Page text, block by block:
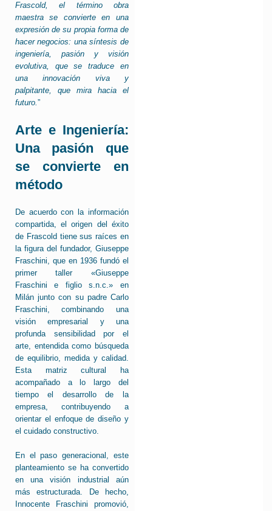
Frascold, el término obra
maestra se convierte en una
expresión de su propia forma de
hacer negocios: una síntesis de
ingeniería, pasión y visión
evolutiva, que se traduce en
una innovación viva y
palpitante, que mira hacia el
futuro.”
Arte e Ingeniería:
Una pasión que
se convierte en
método
De acuerdo con la información
compartida, el origen del éxito
de Frascold tiene sus raíces en
la figura del fundador, Giuseppe
Fraschini, que en 1936 fundó el
primer taller «Giuseppe
Fraschini e figlio s.n.c.» en
Milán junto con su padre Carlo
Fraschini, combinando una
visión empresarial y una
profunda sensibilidad por el
arte, entendida como búsqueda
de equilibrio, medida y calidad.
Esta matriz cultural ha
acompañado a lo largo del
tiempo el desarrollo de la
empresa, contribuyendo a
orientar el enfoque de diseño y
el cuidado constructivo.
En el paso generacional, este
planteamiento se ha convertido
en una visión industrial aún
más estructurada. De hecho,
Innocente Fraschini promovió,